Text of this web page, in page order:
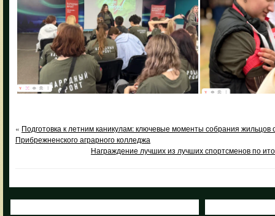
« Подготовка к летним каникулам: ключевые моменты собрания
Прибрежненского аграрного колледжа
Награждение лучших из лучших спортсменов по